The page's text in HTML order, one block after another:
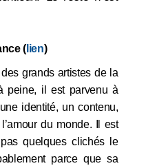
( lien)
grands artistes de la
peine, il est parvenu à
identité, un contenu,
du monde. Il est
quelques clichés le
parce que sa